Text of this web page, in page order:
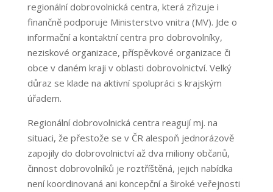
regionální dobrovolnická centra, která zřizuje i
finančně podporuje Ministerstvo vnitra (MV). Jde o
informační a kontaktní centra pro dobrovolníky,
neziskové organizace, příspěvkové organizace či
obce v daném kraji v oblasti dobrovolnictví. Velký
důraz se klade na aktivní spolupráci s krajským
úřadem.
Regionální dobrovolnická centra reagují mj. na
situaci, že přestože se v ČR alespoň jednorázově
zapojily do dobrovolnictví až dva miliony občanů,
činnost dobrovolníků je roztříštěná, jejich nabídka
není koordinovaná ani koncepční a široké veřejnosti